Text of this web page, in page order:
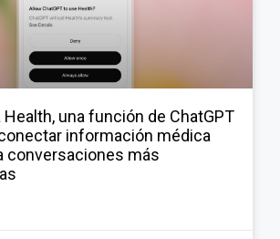
Health, una función de ChatGPT
información médica
conversaciones más